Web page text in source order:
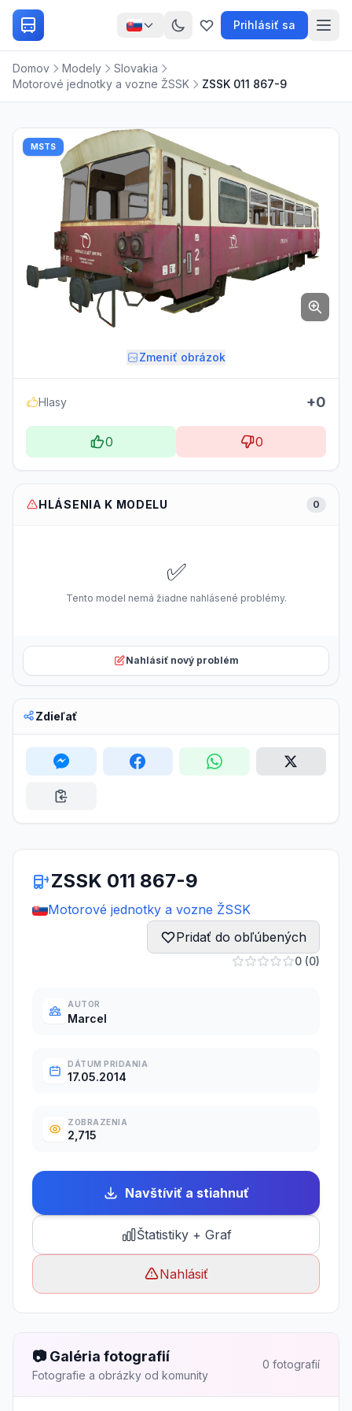
Prihlásiť sa
Domov Modely
Slovakia
Motorové jednotky a vozne ŽSSK
ZSSK 011 867-9
MSTS
Zmeniť obrázok
Hlasy +0
0 0
HLÁSENIA K MODELU 0
✅
Tento model nemá žiadne nahlásené problémy.
Nahlásiť nový problém
Zdieľať
ZSSK 011 867-9
Motorové jednotky a vozne ŽSSK
Pridať do obľúbených
0 (0)
AUTOR
Marcel
DÁTUM PRIDANIA
17.05.2014
ZOBRAZENIA
2,715
Navštíviť a stiahnuť
Štatistiky + Graf
Nahlásiť
📷 Galéria fotografií
Fotografie a obrázky od komunity
0 fotografií